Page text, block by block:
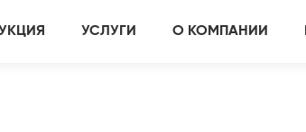
УСЛУГИ О КОМПАНИИ